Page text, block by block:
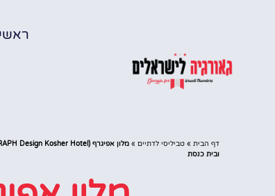
ראשי
דף הבית » טביליסי לדתיים »
ובית כנסת